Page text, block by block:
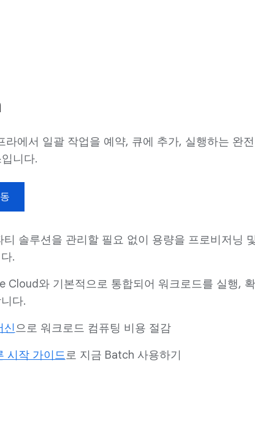
라에서 일괄 작업을 예약, 큐에 추가, 실행하는 완
니다.
티 솔루션을 관리할 필요 없이 용량을 프로비저닝
.
Cloud와 기본적으로 통합되어 워크로드를 실행,
다.
신으로 워크로드 컴퓨팅 비용 절감
시작 가이드로 지금 Batch 사용하기